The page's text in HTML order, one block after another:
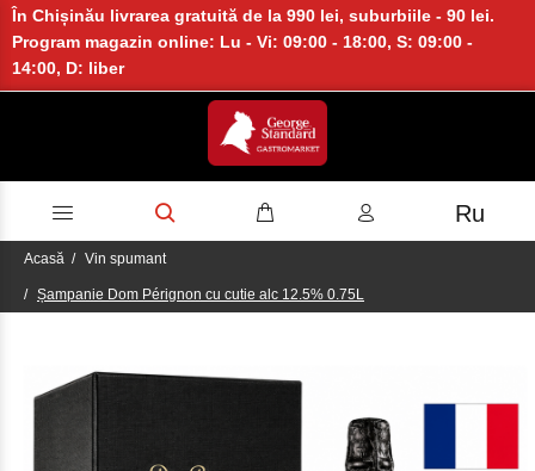
În Chișinău livrarea gratuită de la 990 lei, suburbiile - 90 lei.
Program magazin online: Lu - Vi: 09:00 - 18:00, S: 09:00 -
14:00, D: liber
Ru
Acasă Vin spumant
Șampanie Dom Pérignon cu cutie alc 12.5% 0.75L